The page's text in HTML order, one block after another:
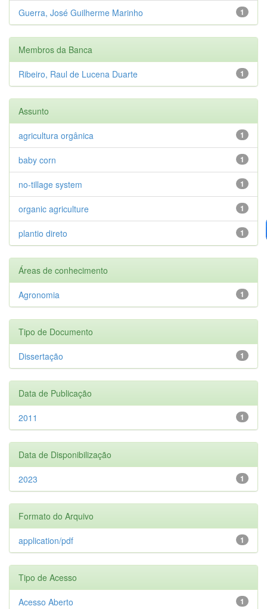
1
Guerra, José Guilherme Marinho
Membros da Banca
1
Ribeiro, Raul de Lucena Duarte
Assunto
1
agricultura orgânica
1
baby corn
1
no-tillage system
1
organic agriculture
1
plantio direto
Áreas de conhecimento
1
Agronomia
Tipo de Documento
1
Dissertação
Data de Publicação
1
2011
Data de Disponibilização
1
2023
Formato do Arquivo
1
application/pdf
Tipo de Acesso
1
Acesso Aberto